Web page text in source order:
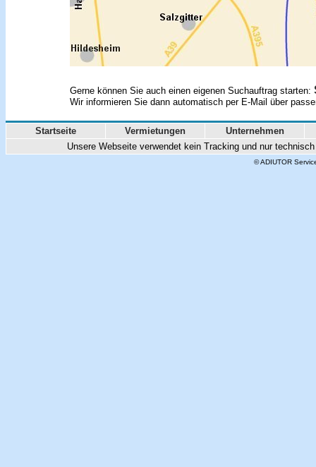
Gerne können Sie auch einen eigenen Suchauftrag starten:
Wir informieren Sie dann automatisch per E-Mail über
Startseite Vermietungen
Unternehmen
Unsere Webseite verwendet kein Tracking und nur
© ADIUTOR